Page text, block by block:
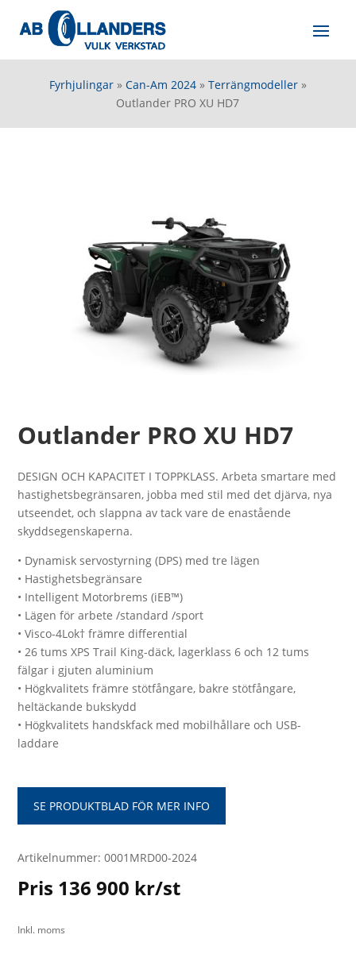
Fyrhjulingar» Can-Am 2024» Terrängmodeller»
Outlander PRO XU HD7
Outlander PRO XU HD7
DESIGN OCH KAPACITET I TOPPKLASS. Arbeta smartare med
hastighetsbegränsaren, jobba med stil med det djärva, nya
utseendet, och slappna av tack vare de enastående
skyddsegenskaperna.
• Dynamisk servostyrning (DPS) med tre lägen
• Hastighetsbegränsare
• Intelligent Motorbrems (iEB™)
• Lägen för arbete /standard /sport
• Visco-4Lok† främre differential
• 26 tums XPS Trail King-däck, lagerklass 6 och 12 tums
fälgar i gjuten aluminium
• Högkvalitets främre stötfångare, bakre stötfångare,
heltäckande bukskydd
• Högkvalitets handskfack med mobilhållare och USB-
laddare
SE PRODUKTBLAD FÖR MER INFO
Artikelnummer: 0001MRD00-2024
Pris 136 900 kr/st
Inkl. moms